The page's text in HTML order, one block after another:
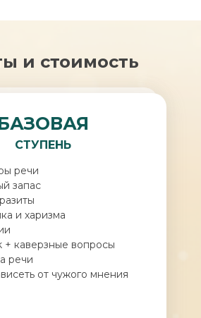
и стоимость
СТУПЕНЬ
речи
запас
и харизма
+ каверзные вопросы
речи
от чужого мнения